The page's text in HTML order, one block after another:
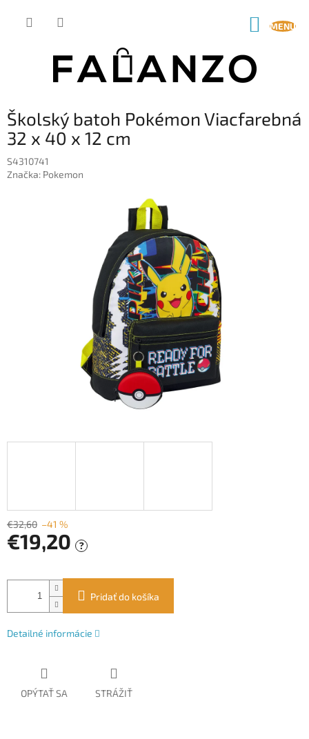
Školský batoh Pokémon Viacfarebná
32 x 40 x 12 cm
S4310741
Značka: Pokemon
€32,60 –41 %
€19,20 ?
cena:
Pridať do košíka
Detailné informácie
OPÝTAŤ SA STRÁŽIŤ